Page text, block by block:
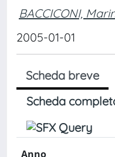
BACCICONI,
2005-01-01
Scheda breve
Scheda
Anno